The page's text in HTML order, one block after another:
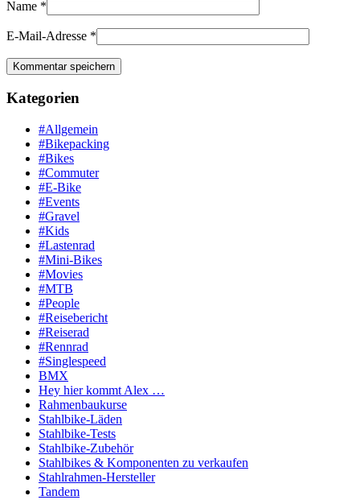
Name *
E-Mail-Adresse *
Kategorien
#Allgemein
#Bikepacking
#Bikes
#Commuter
#E-Bike
#Events
#Gravel
#Kids
#Lastenrad
#Mini-Bikes
#Movies
#MTB
#People
#Reisebericht
#Reiserad
#Rennrad
#Singlespeed
BMX
Hey hier kommt Alex …
Rahmenbaukurse
Stahlbike-Läden
Stahlbike-Tests
Stahlbike-Zubehör
Stahlbikes & Komponenten zu verkaufen
Stahlrahmen-Hersteller
Tandem